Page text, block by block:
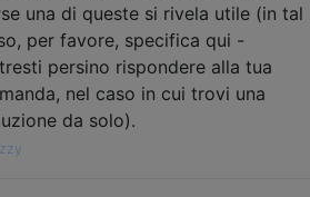
una di queste si rivela utile (in tal
per favore, specifica qui -
persino rispondere alla tua
nel caso in cui trovi una
da solo).